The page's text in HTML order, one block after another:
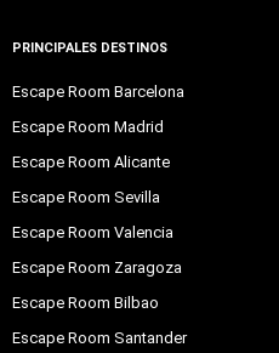
PRINCIPALES DESTINOS
Escape Room Barcelona
Escape Room Madrid
Escape Room Alicante
Escape Room Sevilla
Escape Room Valencia
Escape Room Zaragoza
Escape Room Bilbao
Escape Room Santander